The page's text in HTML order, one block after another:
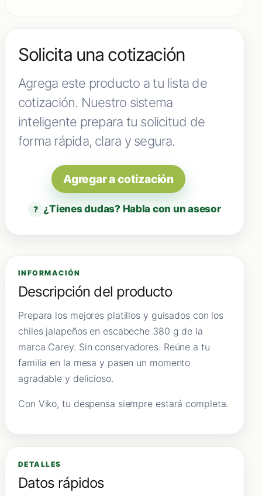
Solicita una cotización
Agrega este producto a tu lista de
cotización. Nuestro sistema
inteligente prepara tu solicitud de
forma rápida, clara y segura.
Agregar a cotización
? ¿Tienes dudas? Habla con un asesor
INFORMACIÓN
Descripción del producto
Prepara los mejores platillos y guisados con los
chiles jalapeños en escabeche 380 g de la
marca Carey. Sin conservadores. Reúne a tu
familia en la mesa y pasen un momento
agradable y delicioso.
Con Viko, tu despensa siempre estará completa.
DETALLES
Datos rápidos